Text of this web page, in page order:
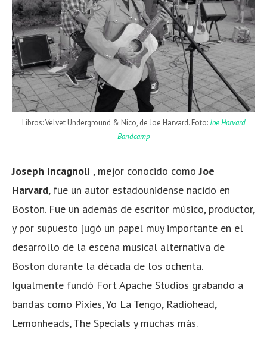
Libros: Velvet Underground & Nico, de Joe Harvard. Foto:Joe Harvard
Bandcamp
Joseph Incagnoli , mejor conocido comoJoe
Harvard, fue un autor estadounidense nacido en
Boston. Fue un además de escritor músico, productor,
y por supuesto jugó un papel muy importante en el
desarrollo de la escena musical alternativa de
Boston durante la década de los ochenta.
Igualmente fundó Fort Apache Studios grabando a
bandas como Pixies, Yo La Tengo, Radiohead,
Lemonheads, The Specials y muchas más.